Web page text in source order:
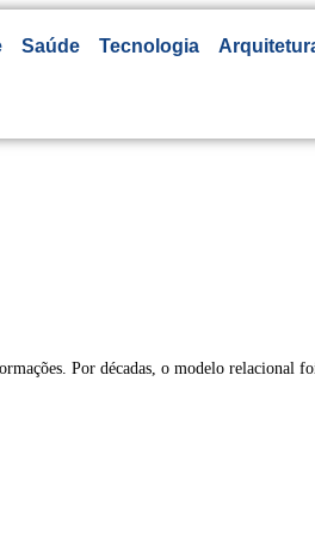
Saúde Tecnologia
Por décadas, o modelo relacional